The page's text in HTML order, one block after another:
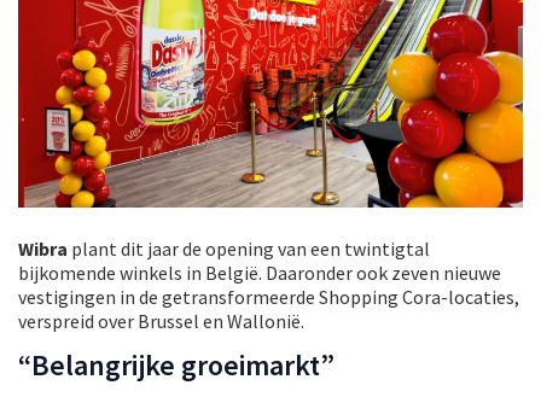
Wibra plant dit jaar de opening van een twintigtal
bijkomende winkels in België. Daaronder ook zeven nieuwe
vestigingen in de getransformeerde Shopping Cora-locaties,
verspreid over Brussel en Wallonië.
“Belangrijke groeimarkt”